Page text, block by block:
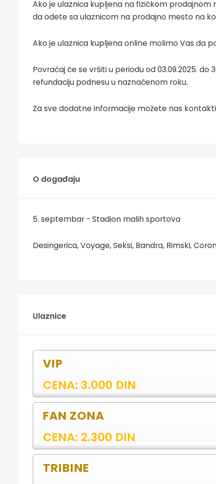
Ako je ulaznica kupljena na fizičkom
da odete sa ulaznicom na prodajno mesto na
Ako je ulaznica kupljena online molimo Vas da
Povraćaj će se vršiti u periodu od 03.09.2025.
refundaciju podnesu u naznačenom roku.
Za sve dodatne informacije možete nas
O događaju
5. septembar - Stadion malih sportova
Desingerica, Voyage, Seksi, Bandra, Rimski,
Ulaznice
VIP
CENA: 3.000 DIN
FAN ZONA
CENA: 2.300 DIN
TRIBINE